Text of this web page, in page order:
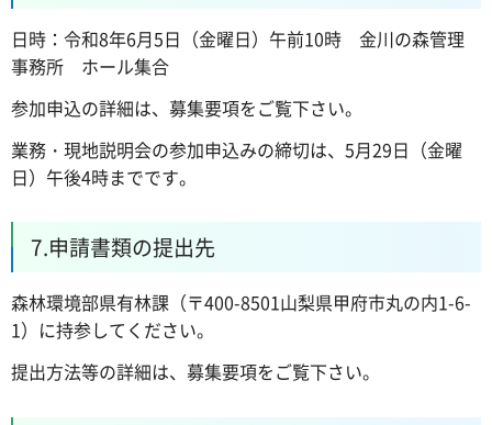
日時：令和8年6月5日（金曜日）午前10時 金川の森管理
事務所 ホール集合
参加申込の詳細は、募集要項をご覧下さい。
業務・現地説明会の参加申込みの締切は、5月29日（金曜
日）午後4時までです。
7.申請書類の提出先
森林環境部県有林課（〒400-8501山梨県甲府市丸の内1-6-
1）に持参してください。
提出方法等の詳細は、募集要項をご覧下さい。